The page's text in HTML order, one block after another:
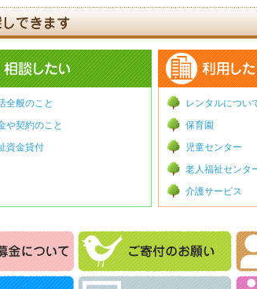
全般のこと
や契約のこと
資金貸付
レンタルについ
保育園
児童センター
老人福祉センタ
介護サービス